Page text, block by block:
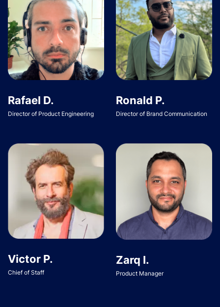
Rafael D.
Director of Product Engineering
Ronald P.
Director of Brand Communication
Victor P.
Chief of Staff
Zarq I.
Product Manager